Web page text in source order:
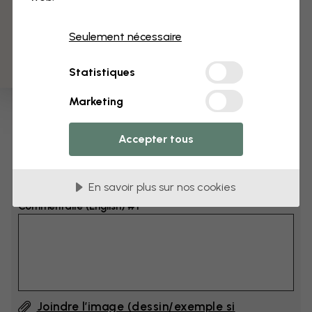
Ajoutez 6–10 cm à la largeur et à la hauteur
Ajouter un commentaire
Commentaire (English) #1
Joindre l’image (dessin/exemple si
Seulement nécessaire
Statistiques
Marketing
Accepter tous
En savoir plus sur nos cookies